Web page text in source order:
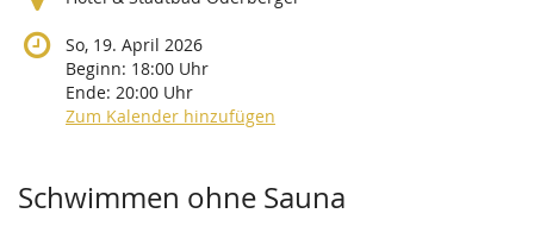
So, 19. April 2026
Beginn: 18:00 Uhr
Ende: 20:00 Uhr
Zum Kalender hinzufügen
Produkte
Schwimmen ohne Sauna